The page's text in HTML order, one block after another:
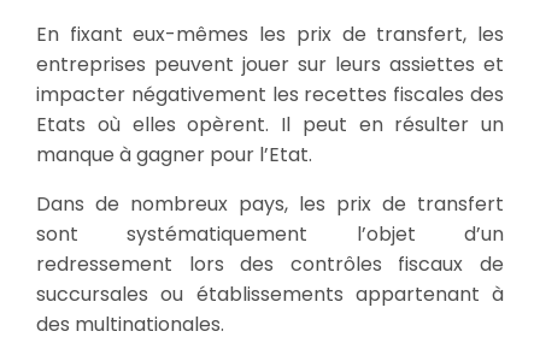
En fixant eux-mêmes les prix de transfert, les
entreprises peuvent jouer sur leurs assiettes et
impacter négativement les recettes fiscales des
Etats où elles opèrent. Il peut en résulter un
manque à gagner pour l’Etat.
Dans de nombreux pays, les prix de transfert
sont systématiquement l’objet d’un
redressement lors des contrôles fiscaux de
succursales ou établissements appartenant à
des multinationales.